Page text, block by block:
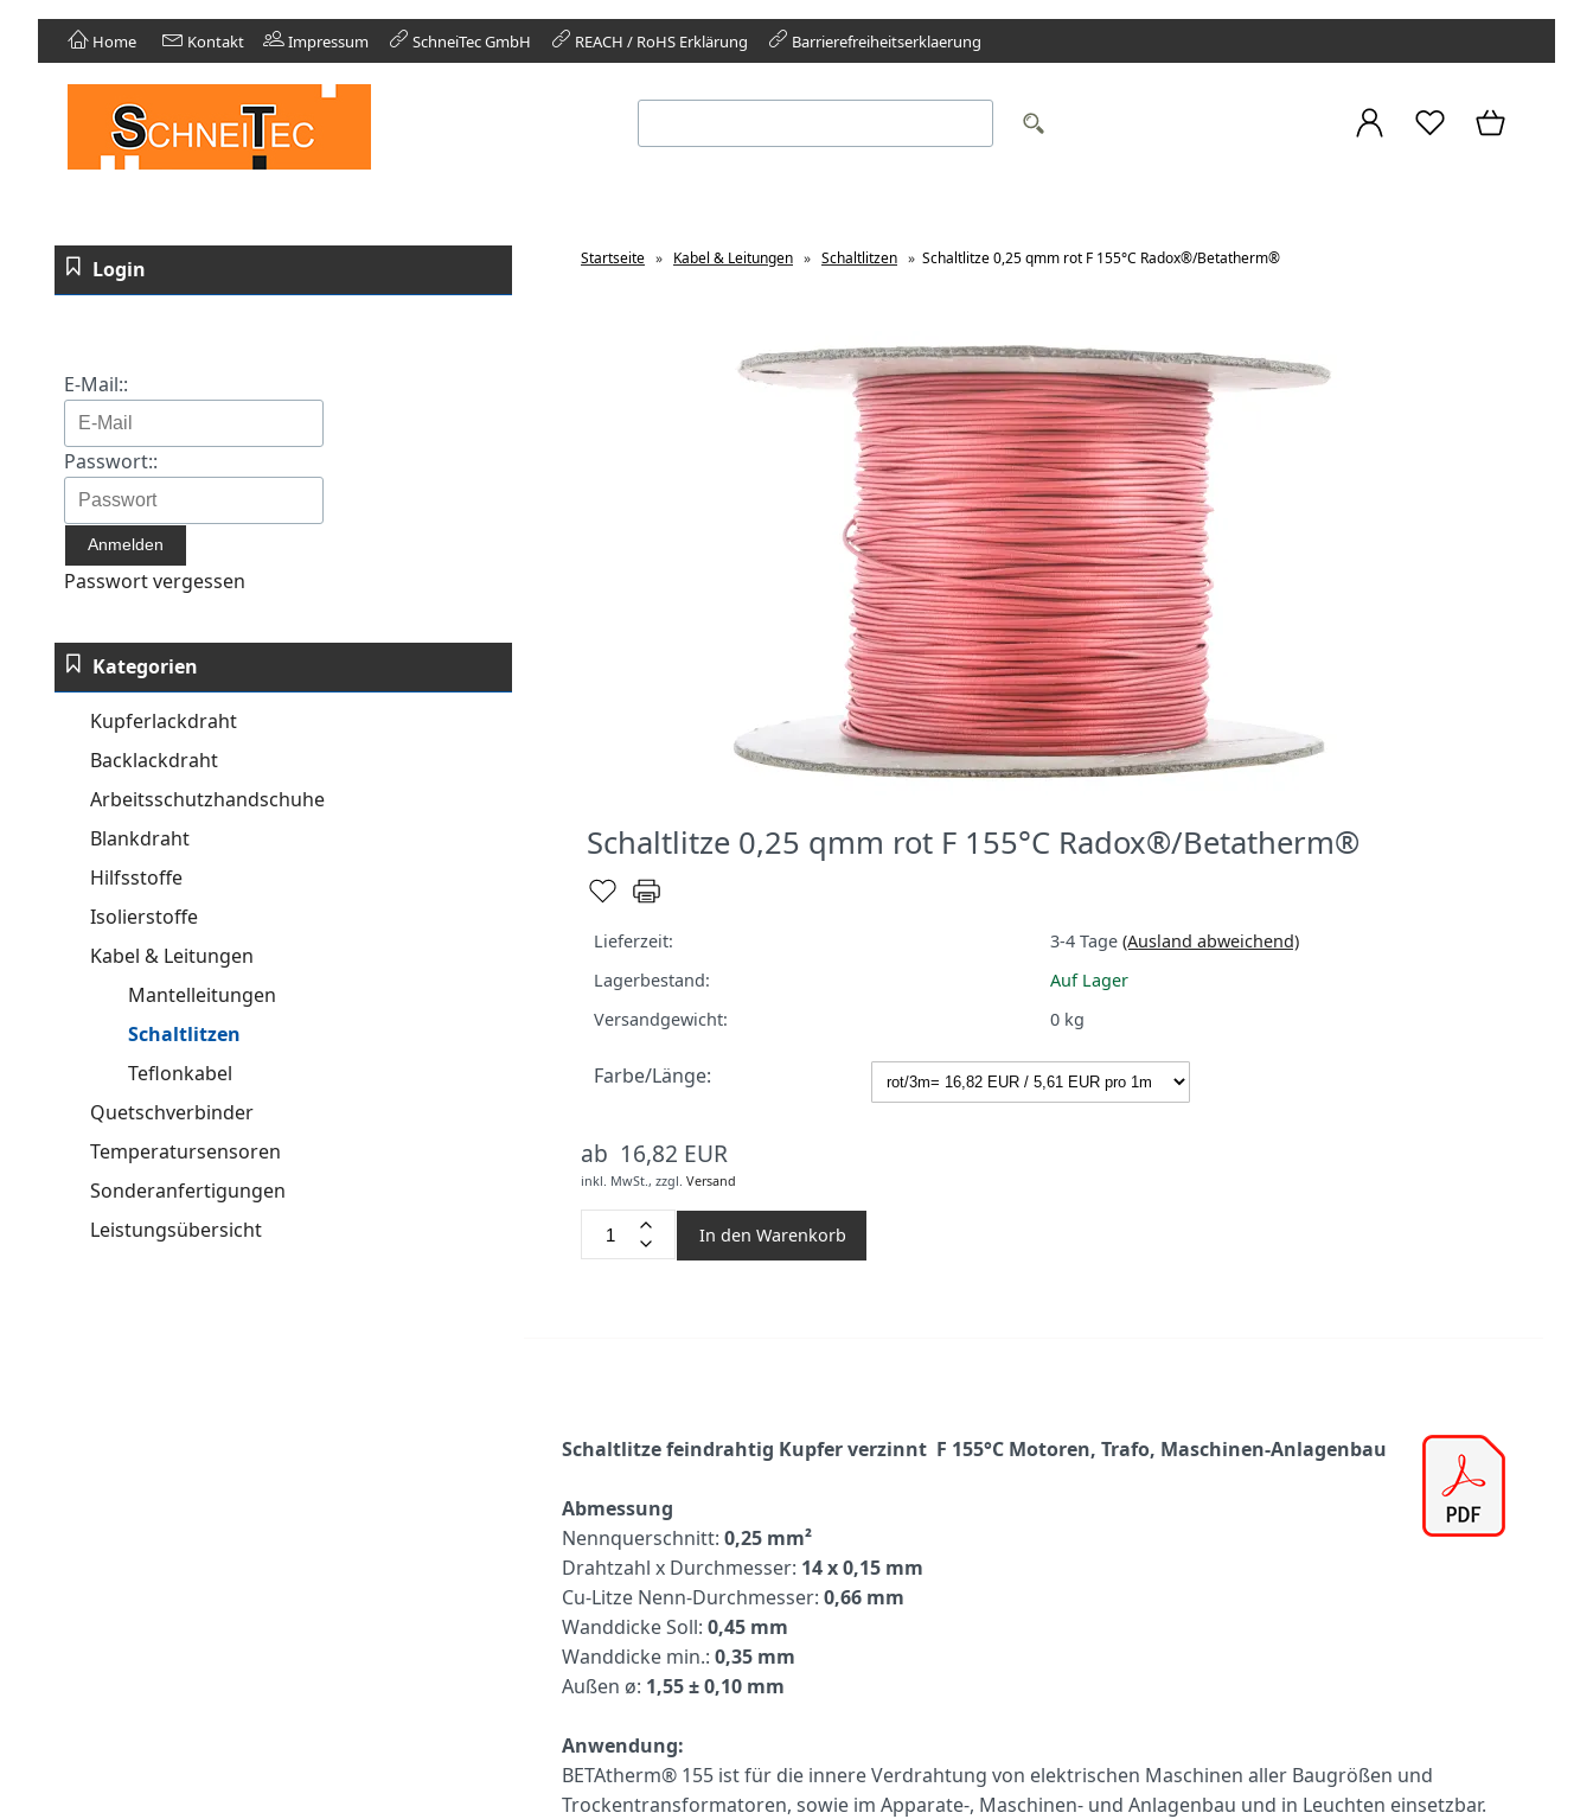
Home Kontakt Impressum SchneiTec GmbH REACH / RoHS Erklärung Barrierefreiheitserklaerung
Login
E-Mail::
Passwort::
Passwort vergessen
Kategorien
Kupferlackdraht
Backlackdraht
Arbeitsschutzhandschuhe
Blankdraht
Hilfsstoffe
Isolierstoffe
Kabel & Leitungen
Mantelleitungen
Schaltlitzen
Teflonkabel
Quetschverbinder
Temperatursensoren
Sonderanfertigungen
Leistungsübersicht
Startseite » Kabel & Leitungen » Schaltlitzen » Schaltlitze 0,25 qmm rot F 155°C Radox®/Betatherm®
Schaltlitze 0,25 qmm rot F 155°C Radox®/Betatherm®
Lieferzeit: 3-4 Tage (Ausland abweichend)
Lagerbestand:
Auf Lager
Versandgewicht:
0 kg
Farbe/Länge:
ab 16,82 EUR
inkl. MwSt., zzgl. Versand
In den Warenkorb
Schaltlitze feindrahtig Kupfer verzinnt F 155°C Motoren, Trafo, Maschinen-Anlagenbau
Abmessung
Nennquerschnitt: 0,25 mm²
Drahtzahl x Durchmesser: 14 x 0,15 mm
Cu-Litze Nenn-Durchmesser: 0,66 mm
Wanddicke Soll: 0,45 mm
Wanddicke min.: 0,35 mm
Außen ø: 1,55 ± 0,10 mm
Anwendung:
BETAtherm® 155 ist für die innere Verdrahtung von elektrischen Maschinen aller Baugrößen und
Trockentransformatoren, sowie im Apparate-, Maschinen- und Anlagenbau und in Leuchten einsetzbar.